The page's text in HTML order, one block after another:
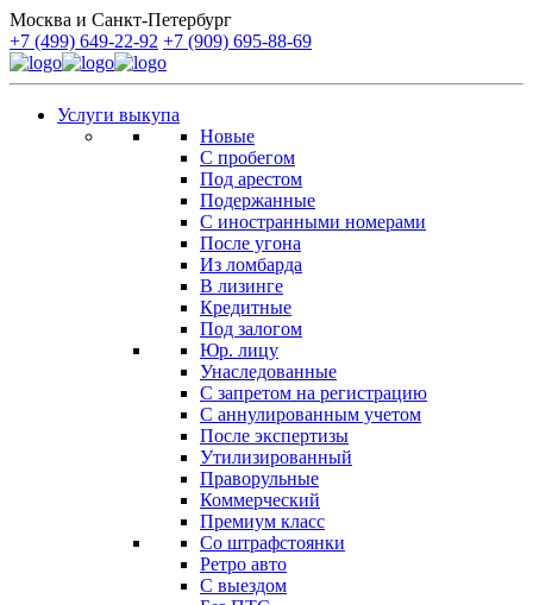
Москва и Санкт-Петербург
+7 (499) 649-22-92 +7 (909) 695-88-69
Услуги выкупа
Новые
С пробегом
Под арестом
Подержанные
С иностранными номерами
После угона
Из ломбарда
В лизинге
Кредитные
Под залогом
Юр. лицу
Унаследованные
С запретом на регистрацию
С аннулированным учетом
После экспертизы
Утилизированный
Праворульные
Коммерческий
Премиум класс
Со штрафстоянки
Ретро авто
С выездом